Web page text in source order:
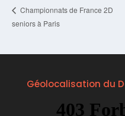
Championnats de France 2D
seniors à Paris
Géolocalisation du